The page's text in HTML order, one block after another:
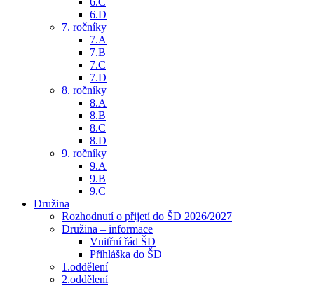
6.D
7. ročníky
7.A
7.B
7.C
7.D
8. ročníky
8.A
8.B
8.C
8.D
9. ročníky
9.A
9.B
9.C
Družina
Rozhodnutí o přijetí do ŠD 2026/2027
Družina – informace
Vnitřní řád ŠD
Přihláška do ŠD
1.oddělení
2.oddělení